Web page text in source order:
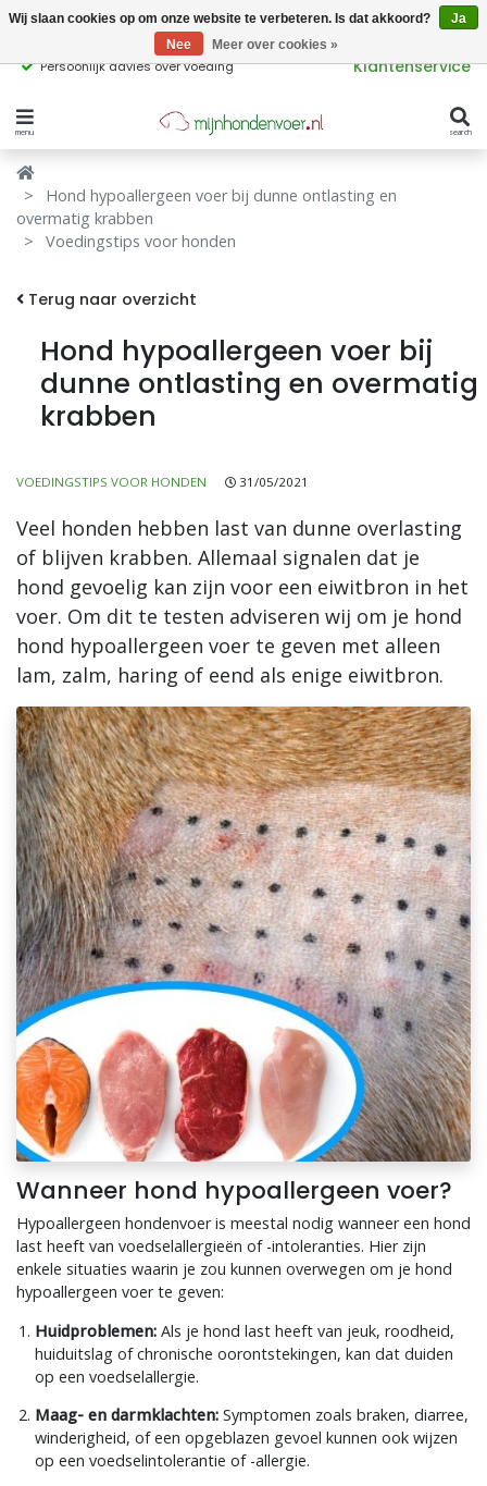
Wij slaan cookies op om onze website te verbeteren. Is dat akkoord?
Ja
Nee
Meer over cookies »
Persoonlijk advies over voeding Klantenservice
menu search
Verbergen
Merken
Kattenvoer
Supplementen
Snacks
Ingrediënten
Blogs
Advies
Inloggen
Verbergen
Waar ben je naar op zoek?
Populaire
producttags
glutenvrij hondenvoer
Hond hypoallergeen voer bij dunne ontlasting en
overmatig krabben
Voedingstips voor honden
Terug naar overzicht
Hond hypoallergeen voer bij
dunne ontlasting en overmatig
krabben
VOEDINGSTIPS VOOR HONDEN 31/05/2021
Veel honden hebben last van dunne overlasting
of blijven krabben. Allemaal signalen dat je
hond gevoelig kan zijn voor een eiwitbron in het
voer. Om dit te testen adviseren wij om je hond
hond hypoallergeen voer te geven met alleen
lam, zalm, haring of eend als enige eiwitbron.
Wanneer hond hypoallergeen voer?
Hypoallergeen hondenvoer is meestal nodig wanneer een hond
last heeft van voedselallergieën of -intoleranties. Hier zijn
enkele situaties waarin je zou kunnen overwegen om je hond
hypoallergeen voer te geven:
Huidproblemen: Als je hond last heeft van jeuk, roodheid,
huiduitslag of chronische oorontstekingen, kan dat duiden
op een voedselallergie.
Maag- en darmklachten: Symptomen zoals braken, diarree,
winderigheid, of een opgeblazen gevoel kunnen ook wijzen
op een voedselintolerantie of -allergie.